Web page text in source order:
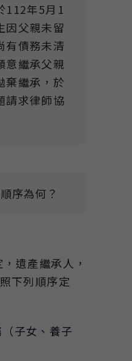
112年5月1
因父親未留
有債務未清
意繼承父親
棄繼承，於
請求律師協
序為何？
遺產繼承人，
下列順序定
子女、養子